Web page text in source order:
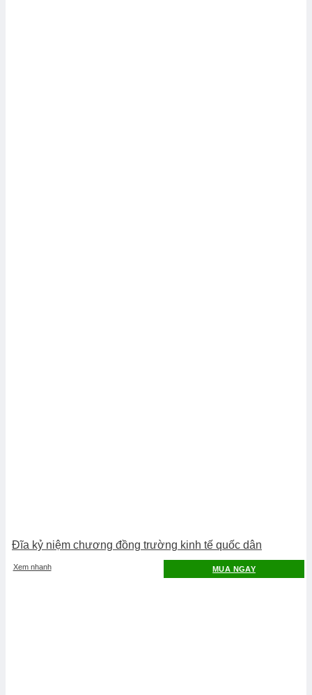
Đĩa kỷ niệm chương đồng trường kinh tế quốc dân
MUA NGAY
Xem nhanh